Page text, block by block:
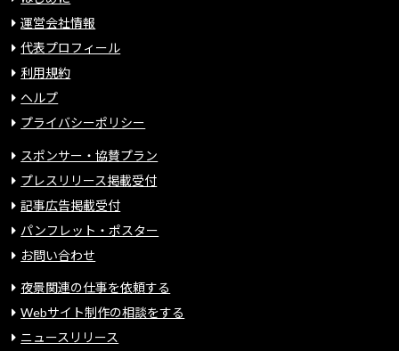
運営会社情報
代表プロフィール
利用規約
ヘルプ
プライバシーポリシー
スポンサー・協賛プラン
プレスリリース掲載受付
記事広告掲載受付
パンフレット・ポスター
お問い合わせ
夜景関連の仕事を依頼する
Webサイト制作の相談をする
ニュースリリース